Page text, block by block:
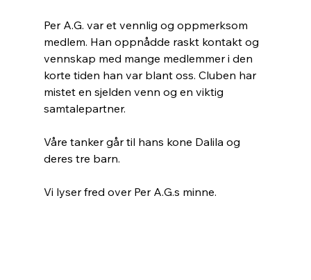
Per A.G. var et vennlig og oppmerksom
medlem. Han oppnådde raskt kontakt og
vennskap med mange medlemmer i den
korte tiden han var blant oss. Cluben har
mistet en sjelden venn og en viktig
samtalepartner.
Våre tanker går til hans kone Dalila og
deres tre barn.
Vi lyser fred over Per A.G.s minne.